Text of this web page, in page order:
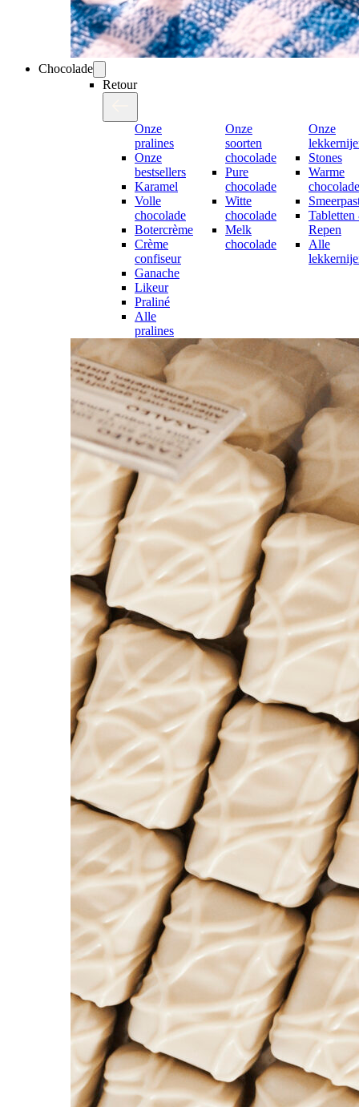
Chocolade
Retour
Onze
pralines
Onze
bestsellers
Karamel
Volle
chocolade
Botercrème
Crème
confiseur
Ganache
Likeur
Praliné
Alle
pralines
Onze
soorten
chocolade
Pure
chocolade
Witte
chocolade
Melk
chocolade
Onze
Stones
Warme
Repen
Alle